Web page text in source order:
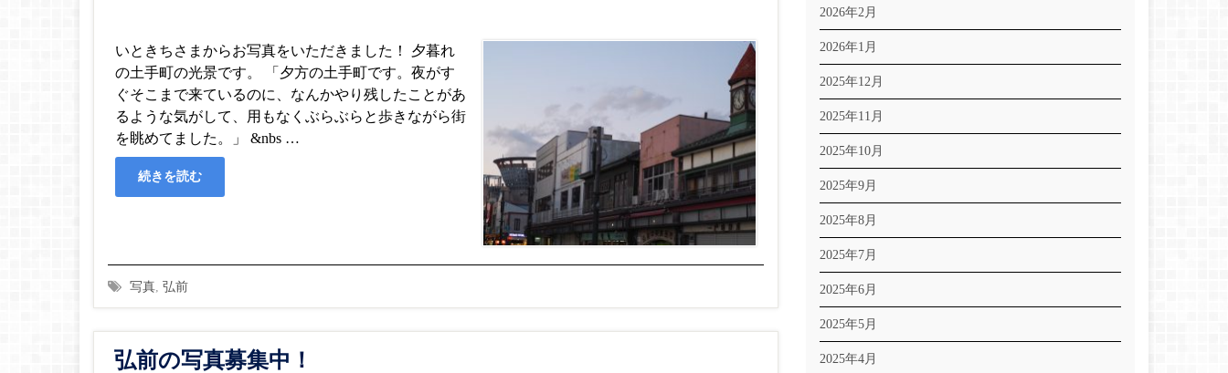
いときちさまからお写真をいただきました！ 夕暮れ
の土手町の光景です。 「夕方の土手町です。夜がす
ぐそこまで来ているのに、なんかやり残したことがあ
るような気がして、用もなくぶらぶらと歩きながら街
を眺めてました。」 &nbs …
続きを読む
写真 弘前
弘前の写真募集中！
2026年2月
2026年1月
2025年12月
2025年11月
2025年10月
2025年9月
2025年8月
2025年7月
2025年6月
2025年5月
2025年4月